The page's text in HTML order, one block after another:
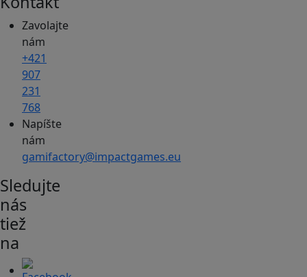
Zavolajte
nám
+421
907
231
768
Napíšte
nám
gamifactory@impactgames.eu
Sledujte
nás
tiež
na